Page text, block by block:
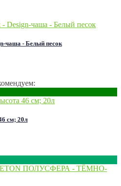
чаша - Белый песок
см; 20л